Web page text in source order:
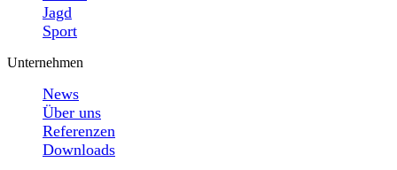
Jagd
Sport
Unternehmen
News
Über uns
Referenzen
Downloads